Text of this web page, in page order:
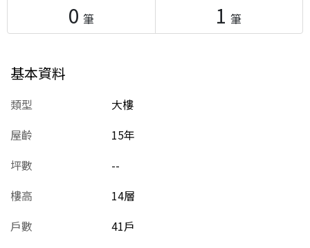
0 筆 1 筆
基本資料
類型
大樓
屋齡
15年
坪數
--
樓高
14層
戶數
41戶